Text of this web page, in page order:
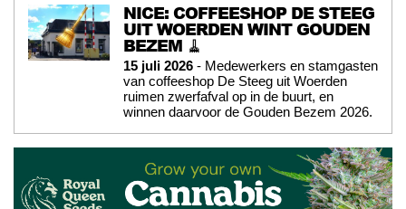
NICE: COFFEESHOP DE STEEG
UIT WOERDEN WINT GOUDEN
BEZEM 🧹
15 juli 2026 - Medewerkers en stamgasten
van coffeeshop De Steeg uit Woerden
ruimen zwerfafval op in de buurt, en
winnen daarvoor de Gouden Bezem 2026.